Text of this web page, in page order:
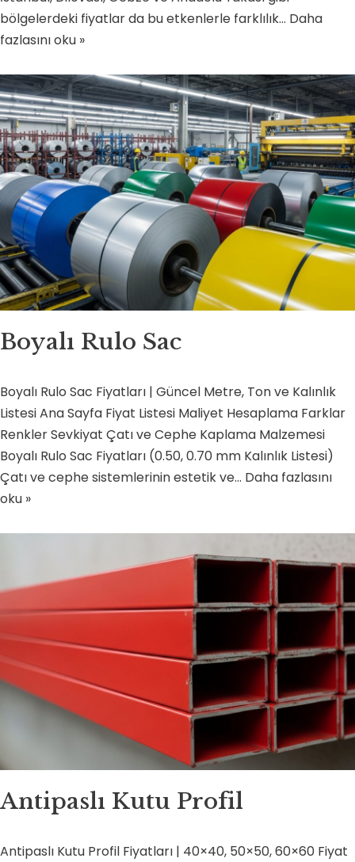
bölgelerdeki fiyatlar da bu etkenlerle farklılık… Daha
fazlasını oku »
Boyalı Rulo Sac
Boyalı Rulo Sac Fiyatları | Güncel Metre, Ton ve Kalınlık
Listesi Ana Sayfa Fiyat Listesi Maliyet Hesaplama Farklar
Renkler Sevkiyat Çatı ve Cephe Kaplama Malzemesi
Boyalı Rulo Sac Fiyatları (0.50, 0.70 mm Kalınlık Listesi)
Çatı ve cephe sistemlerinin estetik ve… Daha fazlasını
oku »
Antipaslı Kutu Profil
Antipaslı Kutu Profil Fiyatları | 40×40, 50×50, 60×60 Fiyat